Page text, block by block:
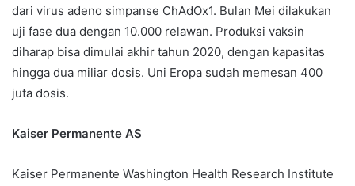
dari virus adeno simpanse ChAdOx1. Bulan Mei dilakukan
uji fase dua dengan 10.000 relawan. Produksi vaksin
diharap bisa dimulai akhir tahun 2020, dengan kapasitas
hingga dua miliar dosis. Uni Eropa sudah memesan 400
juta dosis.
Kaiser Permanente AS
Kaiser Permanente Washington Health Research Institute